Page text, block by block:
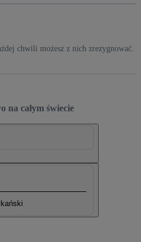
chwili możesz z nich zrezygnować.
na całym świecie